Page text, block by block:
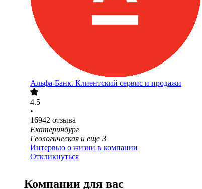
Альфа-Банк. Клиентский сервис и продажи
4.5
•
16942 отзыва
Екатеринбург
Геологическая и еще 3
Интервью о жизни в компании
Откликнуться
Компании для вас